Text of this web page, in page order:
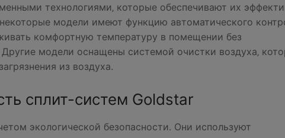
технологиями‚ которые обеспечивают их
модели имеют функцию автоматического
комфортную температуру в помещении без
модели оснащены системой очистки воздуха‚
из воздуха.
сплит-систем Goldstar
экологической безопасности. Они используют